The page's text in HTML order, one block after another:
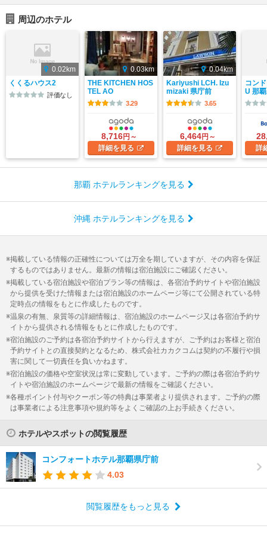
周辺のホテル
0.02km
くくるハウス2
評価なし
0.03km
THE KITCHEN HOS
TEL AO
3.29
8,716円～
詳細を見る
0.04km
Kariyushi LCH. Izu
mizaki 県庁前
3.65
6,464円～
詳細を見る
コン
U 那
詳
那覇 ホテルランキングを見る
沖縄 ホテルランキングを見る
掲載している情報の正確性については万全を期していますが、その内容を保証
するものではありません。最新の情報は宿泊施設にご確認ください。
掲載している宿泊施設や宿泊プラン等の情報は、各宿泊予約サイトや宿泊施設
から提供を受けた情報または宿泊施設のホームページ等にて公開されている特
定時点の情報をもとに作成したものです。
温泉の有無、泉質等の詳細情報は、宿泊施設のホームページ又は各宿泊予約サ
イトから提供される情報をもとに作成したものです。
宿泊施設のご予約は各宿泊予約サイトから行えますが、ご予約はお客様と宿泊
予約サイトとの直接契約となるため、株式会社カカクコムは契約の不履行や損
害に関して一切責任を負いかねます。
宿泊施設の価格や空室状況は常に変動しています。ご予約の際は各宿泊予約サ
イトや宿泊施設のホームページで最新の情報をご確認ください。
各種ポイント付与やクーポン等の特典は事業者より提供されます。ご予約の際
は事業者による注意事項や規約等をよくご確認の上お手続きください。
ホテルやスポットの閲覧履歴
コンフォートホテル那覇県庁前
4.03
閲覧履歴をもっと見る